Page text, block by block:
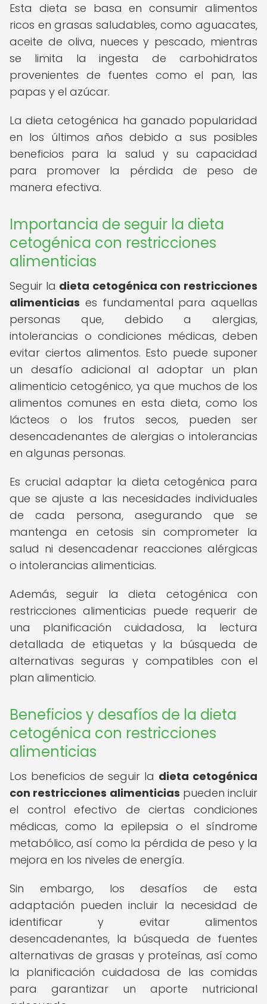
Esta dieta se basa en consumir alimentos
ricos en grasas saludables, como aguacates,
aceite de oliva, nueces y pescado, mientras
se limita la ingesta de carbohidratos
provenientes de fuentes como el pan, las
papas y el azúcar.
La dieta cetogénica ha ganado popularidad
en los últimos años debido a sus posibles
beneficios para la salud y su capacidad
para promover la pérdida de peso de
manera efectiva.
Importancia de seguir la dieta
cetogénica con restricciones
alimenticias
Seguir la dieta cetogénica con restricciones
alimenticias es fundamental para aquellas
personas que, debido a alergias,
intolerancias o condiciones médicas, deben
evitar ciertos alimentos. Esto puede suponer
un desafío adicional al adoptar un plan
alimenticio cetogénico, ya que muchos de los
alimentos comunes en esta dieta, como los
lácteos o los frutos secos, pueden ser
desencadenantes de alergias o intolerancias
en algunas personas.
Es crucial adaptar la dieta cetogénica para
que se ajuste a las necesidades individuales
de cada persona, asegurando que se
mantenga en cetosis sin comprometer la
salud ni desencadenar reacciones alérgicas
o intolerancias alimenticias.
Además, seguir la dieta cetogénica con
restricciones alimenticias puede requerir de
una planificación cuidadosa, la lectura
detallada de etiquetas y la búsqueda de
alternativas seguras y compatibles con el
plan alimenticio.
Beneficios y desafíos de la dieta
cetogénica con restricciones
alimenticias
Los beneficios de seguir la dieta cetogénica
con restricciones alimenticias pueden incluir
el control efectivo de ciertas condiciones
médicas, como la epilepsia o el síndrome
metabólico, así como la pérdida de peso y la
mejora en los niveles de energía.
Sin embargo, los desafíos de esta
adaptación pueden incluir la necesidad de
identificar y evitar alimentos
desencadenantes, la búsqueda de fuentes
alternativas de grasas y proteínas, así como
la planificación cuidadosa de las comidas
para garantizar un aporte nutricional